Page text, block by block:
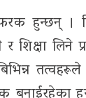
हुन्छन् ।
र शिक्षा